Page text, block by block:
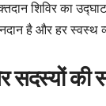
शिविर का
है और हर स्वस्थ
सदस्यों की